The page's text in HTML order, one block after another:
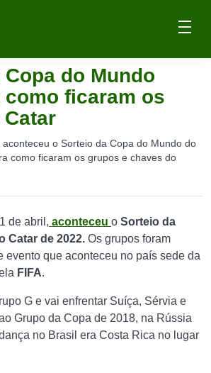
do Mundo
como ficaram os
o Sorteio da Copa do Mundo do
como ficaram os grupos e chaves do
de abril, aconteceu o Sorteio da
Catar de 2022. Os grupos foram
evento que aconteceu no país sede da
FIFA.
G e vai enfrentar Suíça, Sérvia e
Grupo da Copa de 2018, na Rússia
no Brasil era Costa Rica no lugar